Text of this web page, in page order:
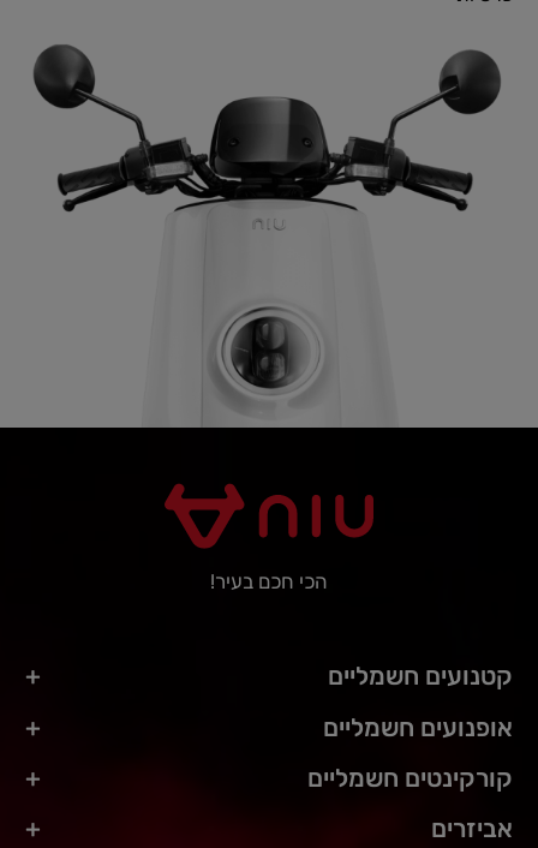
הכי חכם בעיר!
קטנועים חשמליים
אופנועים חשמליים
קורקינטים חשמליים
אביזרים